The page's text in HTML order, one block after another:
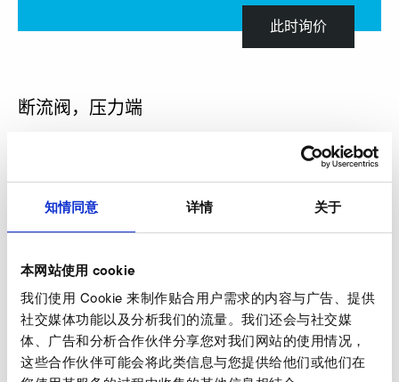
知情同意 详情 关于
本网站使用 cookie
我们使用 Cookie 来制作贴合用户需求的内容与广告、提供
社交媒体功能以及分析我们的流量。我们还会与社交媒
体、广告和分析合作伙伴分享您对我们网站的使用情况，
这些合作伙伴可能会将此类信息与您提供给他们或他们在
此时询价
断流阀，压力端